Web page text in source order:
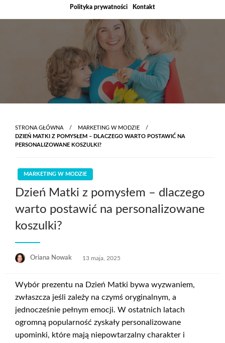
to
Polityka prywatności Kontakt
STRONA GŁÓWNA
MARKETING W MODZIE
DZIEŃ MATKI Z POMYSŁEM – DLACZEGO WARTO POSTAWIĆ NA
PERSONALIZOWANE KOSZULKI?
MARKETING W MODZIE
Dzień Matki z pomysłem – dlaczego
warto postawić na personalizowane
koszulki?
Oriana Nowak
Opublikowane
13 maja, 2025
Wybór prezentu na Dzień Matki bywa wyzwaniem,
zwłaszcza jeśli zależy na czymś oryginalnym, a
jednocześnie pełnym emocji. W ostatnich latach
ogromną popularność zyskały personalizowane
upominki, które mają niepowtarzalny charakter i